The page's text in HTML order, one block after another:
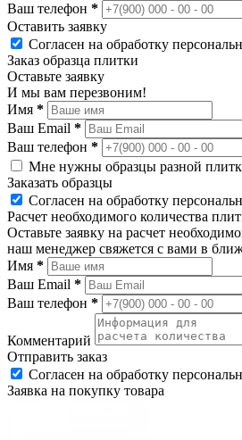
Ваш телефон *
Оставить заявку
Согласен на обработку
Заказ образца плитки
Оставьте заявку
И мы вам перезвоним!
Имя *
Ваш Email *
Ваш телефон *
Мне нужны образцы разной
Заказать образцы
Согласен на обработку
Расчет необходимого количества
Оставьте заявку на расчет
наш менеджер свяжется с вами в
Имя *
Ваш Email *
Ваш телефон *
Комментарий
Отправить заказ
Согласен на обработку
Заявка на покупку товара